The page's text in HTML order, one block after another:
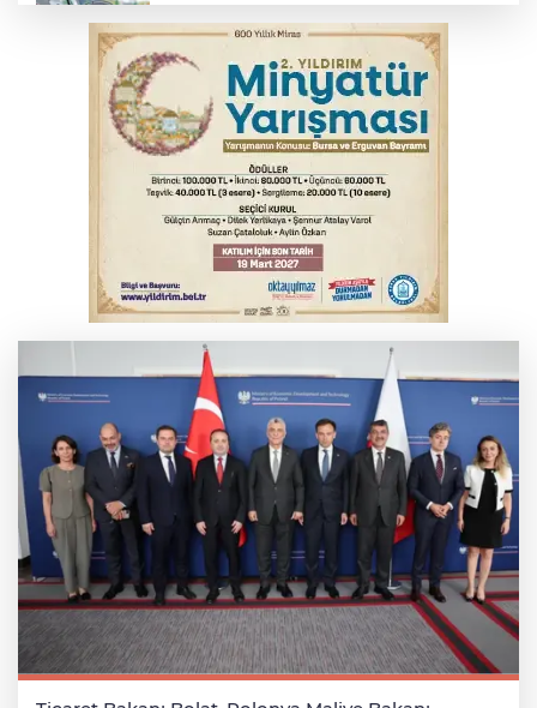
yansıyacak mı?
YENİ Parti Genel Başkanı Özel'den
Çerçeve Yasa yorumu
Serbest piyasada döviz fiyatları
Serbest piyasada altın fiyatları...